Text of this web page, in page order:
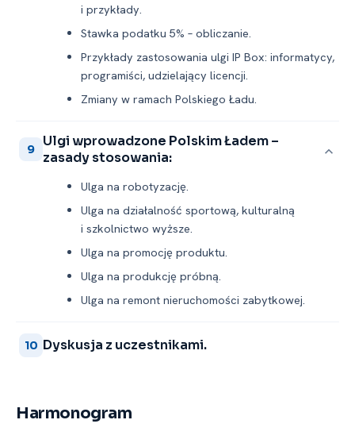
i przykłady.
Stawka podatku 5% – obliczanie.
Przykłady zastosowania ulgi IP Box: informatycy,
programiści, udzielający licencji.
Zmiany w ramach Polskiego Ładu.
9
Ulgi wprowadzone Polskim Ładem –
zasady stosowania:
Ulga na robotyzację.
Ulga na działalność sportową, kulturalną
i szkolnictwo wyższe.
Ulga na promocję produktu.
Ulga na produkcję próbną.
Ulga na remont nieruchomości zabytkowej.
10 Dyskusja z uczestnikami.
Harmonogram